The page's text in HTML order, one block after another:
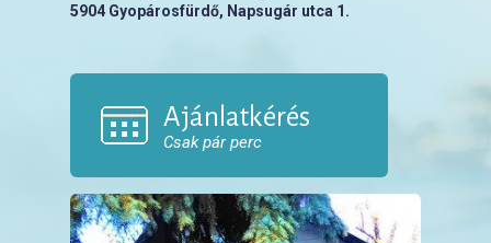
5904 Gyopárosfürdő, Napsugár utca 1.
Ajánlatkérés
Csak pár perc